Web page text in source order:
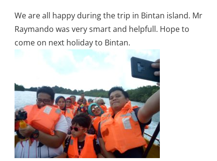
We are all happy during the trip in Bintan island. Mr
Raymando was very smart and helpfull. Hope to
come on next holiday to Bintan.